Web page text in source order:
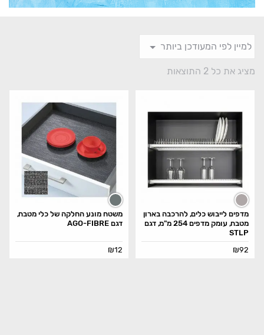
מציג את כל 2 התוצאות
מדפים לייבוש כלים, להרכבה בארון
מטבח, עומק מדפים 254 מ"מ, דגם
STLP
₪92
משטח מונע החלקה של כלי מטבח,
דגם AGO-FIBRE
₪12